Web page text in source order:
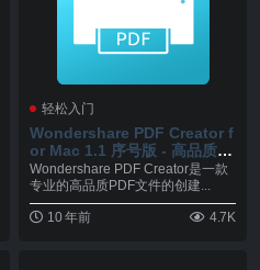
轻松入门
Wondershare PDF Creator f
or Mac 1.1 序号版 - 高品质专
业PDF创建工具
Wondershare PDF Creator是一款
专业的高品质PDF文件的创建...
10 年前 4.7K